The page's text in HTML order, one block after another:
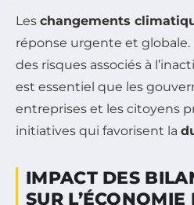
Les changements
réponse urgente et
des risques associés à
est essentiel que les
entreprises et les citoyens
initiatives qui favorisent la
IMPACT DES
SUR L’ÉCONOMIE